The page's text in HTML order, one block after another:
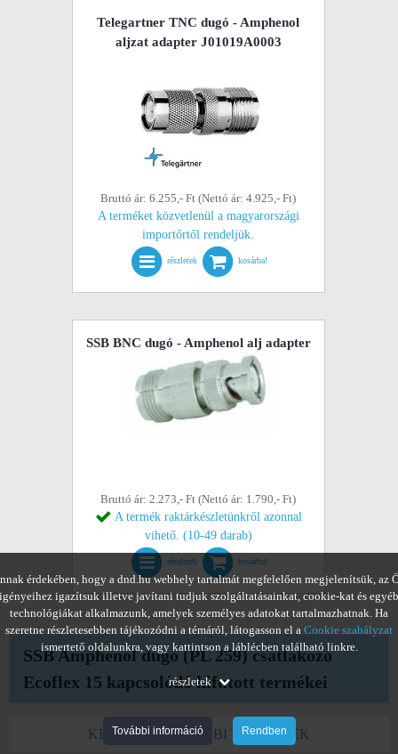
Telegartner TNC dugó - Amphenol
aljzat adapter J01019A0003
Bruttó ár: 6.255,- Ft (Nettó ár: 4.925,- Ft)
A terméket közvetlenül a magyarországi
importőrtől rendeljük.
részletek kosárba!
SSB BNC dugó - Amphenol alj adapter
Bruttó ár: 2.273,- Ft (Nettó ár: 1.790,- Ft)
A termék raktárkészletünkről azonnal
vihető. (10-49 darab)
részletek kosárba!
SSB Amphenol dugó (PL 259) csatlakozó
Ecoflex 15 kapcsolódó kifutott termékei
KIFUTOTT TOVÁBBI TERMÉKEK
érdekében, hogy a dnd.hu webhely tartalmát megfelelően megjelenítsük, az
igényeihez igazítsuk illetve javítani tudjuk szolgáltatásainkat, cookie-kat és egyéb
technológiákat alkalmazunk, amelyek személyes adatokat tartalmazhatnak. Ha
szeretne részletesebben tájékozódni a témáról, látogasson el a Cookie szabályzat
ismertető oldalunkra, vagy kattintson a láblécben található linkre.
részletek
További információ Rendben